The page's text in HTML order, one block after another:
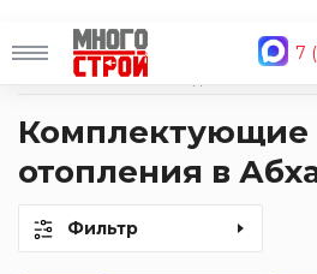
7
Главная
Каталог
Комплектующие
отопления в
Фильтр